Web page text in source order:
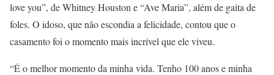
love you”, de Whitney Houston e “Ave Maria”, além de gaita de
foles. O idoso, que não escondia a felicidade, contou que o
casamento foi o momento mais incrível que ele viveu.
“É o melhor momento da minha vida. Tenho 100 anos e minha